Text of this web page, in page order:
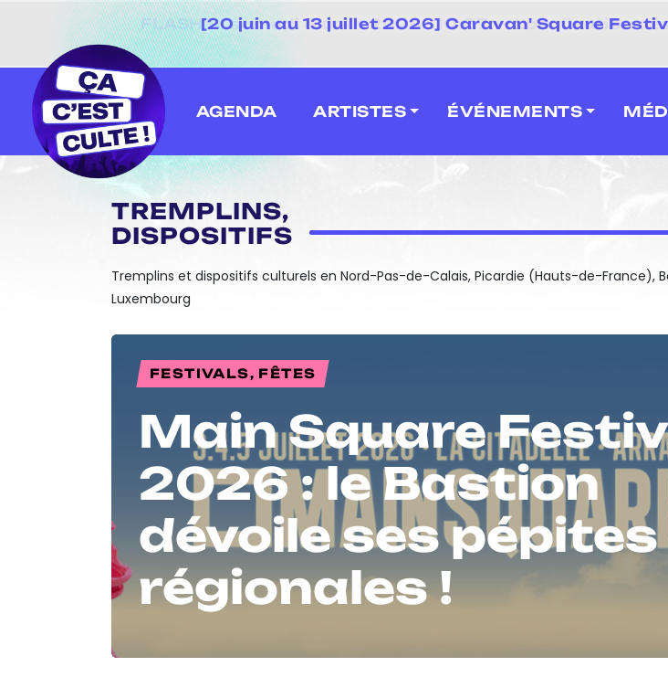
[20 juin au 13 juillet 2026] Caravan' Square
AGENDA ARTISTES ÉVÉNEMENTS
TREMPLINS,
DISPOSITIFS
Tremplins et dispositifs culturels en Nord-Pas-de-Calais, Picardie (Hauts-de-France),
Luxembourg
FESTIVALS, FÊTES
Main Square
2026 : le Bastion
dévoile ses pépites
régionales !